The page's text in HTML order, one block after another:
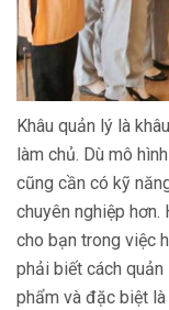
Khâu quản lý là
làm chủ. Dù mô
cũng cần có kỹ
chuyên nghiệp hơn.
cho bạn trong việc
phải biết cách quản
phẩm và đặc biệt